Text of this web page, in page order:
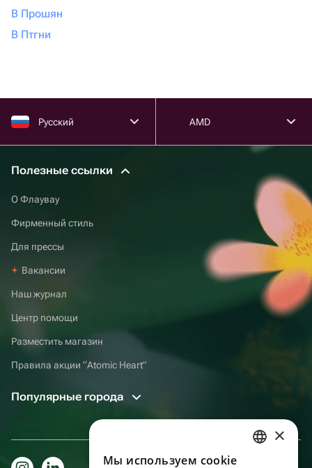
В Прошян
В Птгни
Русский AMD
Полезные ссылки
О Флаувау
Фирменный стиль
Для прессы
Вакансии
Наш журнал
Центр помощи
Разместить магазин
Правила акции “Atomic Heart”
Популярные города
×
Мы используем сookie